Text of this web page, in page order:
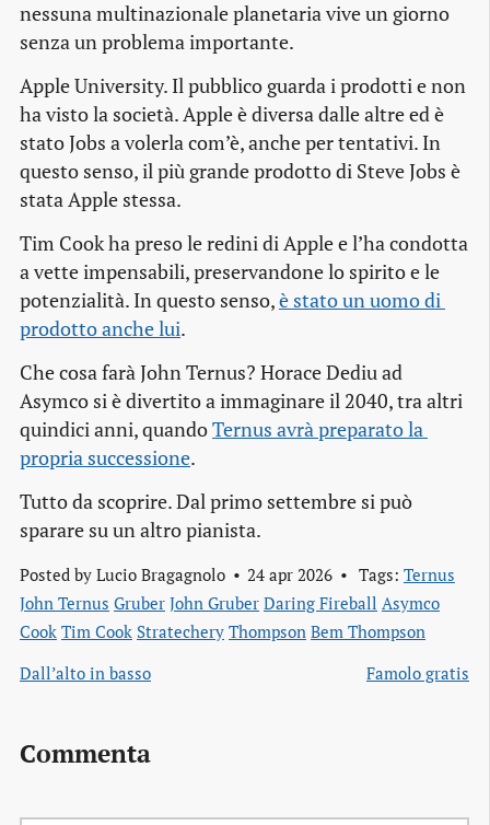
nessuna multinazionale planetaria vive un giorno
senza un problema importante.
Apple University. Il pubblico guarda i prodotti e non
ha visto la società. Apple è diversa dalle altre ed è
stato Jobs a volerla com’è, anche per tentativi. In
questo senso, il più grande prodotto di Steve Jobs è
stata Apple stessa.
Tim Cook ha preso le redini di Apple e l’ha condotta
a vette impensabili, preservandone lo spirito e le
potenzialità. In questo senso,è stato un uomo di
prodotto anche lui.
Che cosa farà John Ternus? Horace Dediu ad
Asymco si è divertito a immaginare il 2040, tra altri
quindici anni, quandoTernus avrà preparato la
propria successione.
Tutto da scoprire. Dal primo settembre si può
sparare su un altro pianista.
Posted by Lucio Bragagnolo 24 apr 2026 Tags: Ternus
John Ternus Gruber John Gruber Daring Fireball Asymco
Cook Tim Cook Stratechery Thompson Bem Thompson
Dall’alto in basso
Famolo gratis
Commenta